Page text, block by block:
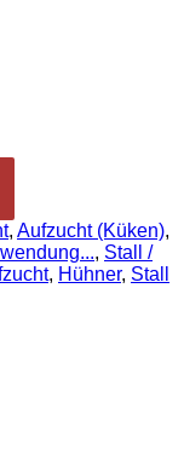
, Aufzucht (Küken),
, Stall /
, Hühner, Stall